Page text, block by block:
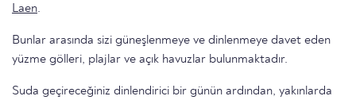
Laen.
Bunlar arasında sizi güneşlenmeye ve dinlenmeye davet eden
yüzme gölleri, plajlar ve açık havuzlar bulunmaktadır.
Suda geçireceğiniz dinlendirici bir günün ardından, yakınlarda